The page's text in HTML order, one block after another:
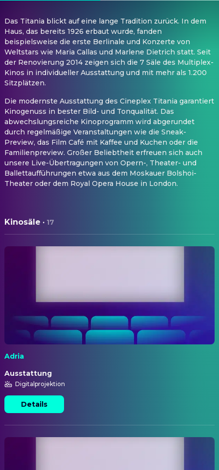
Das Titania blickt auf eine lange Tradition zurück. In dem
Haus, das bereits 1926 erbaut wurde, fanden
beispielsweise die erste Berlinale und Konzerte von
Weltstars wie Maria Callas und Marlene Dietrich statt. Seit
der Renovierung 2014 zeigen sich die 7 Säle des Multiplex-
Kinos in individueller Ausstattung und mit mehr als 1.200
Sitzplätzen.
Die modernste Ausstattung des Cineplex Titania garantiert
Kinogenuss in bester Bild- und Tonqualität. Das
abwechslungsreiche Kinoprogramm wird abgerundet
durch regelmäßige Veranstaltungen wie die Sneak-
Preview, das Film Café mit Kaffee und Kuchen oder die
Familienpreview. Großer Beliebtheit erfreuen sich auch
unsere Live-Übertragungen von Opern-, Theater- und
Ballettaufführungen etwa aus dem Moskauer Bolshoi-
Theater oder dem Royal Opera House in London.
Kinosäle · 17
Adria
Ausstattung
Digitalprojektion
Details